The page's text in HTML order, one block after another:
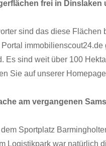
frei in Dinslaken
sind das diese Flächen
Es sind weit über 100
Sie auf unserer
am vergangenen
Sportplatz
Logistikpark war natürlich